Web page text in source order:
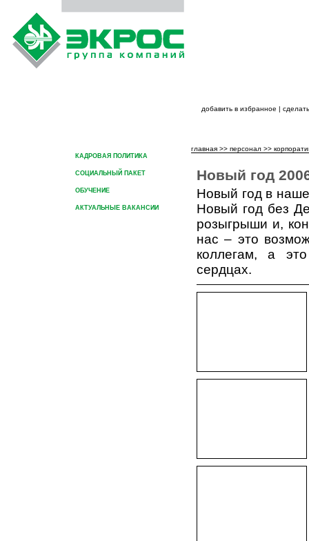
добавить в избранное |
КАДРОВАЯ ПОЛИТИКА
СОЦИАЛЬНЫЙ ПАКЕТ
ОБУЧЕНИЕ
АКТУАЛЬНЫЕ ВАКАНСИИ
главная >> персонал >>
Новый год
Новый год в
Новый год без
розыгрыши и,
нас – это
коллегам, а
сердцах.